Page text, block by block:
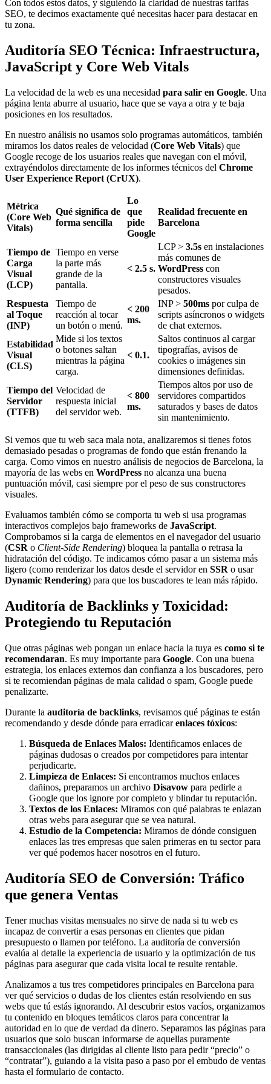
Con todos estos datos, y siguiendo la claridad de nuestras tarifas
SEO, te decimos exactamente qué necesitas hacer para destacar en
tu zona.
Auditoría SEO Técnica: Infraestructura,
JavaScript y Core Web Vitals
La velocidad de la web es una necesidad para salir en Google. Una
página lenta aburre al usuario, hace que se vaya a otra y te baja
posiciones en los resultados.
En nuestro análisis no usamos solo programas automáticos, también
miramos los datos reales de velocidad (Core Web Vitals) que
Google recoge de los usuarios reales que navegan con el móvil,
extrayéndolos directamente de los informes técnicos del Chrome
User Experience Report (CrUX).
Métrica
(Core Web
Vitals)
Qué significa de
forma sencilla
Lo
que
pide
Google
Realidad frecuente en
Barcelona
Tiempo de
Carga
Visual
(LCP)
Tiempo en verse
la parte más
grande de la
pantalla.
< 2.5 s.
LCP > 3.5s en instalaciones
más comunes de
WordPress con
constructores visuales
pesados.
Respuesta
al Toque
(INP)
Tiempo de
reacción al tocar
un botón o menú.
< 200
ms.
INP > 500ms por culpa de
scripts asíncronos o widgets
de chat externos.
Estabilidad
Visual
(CLS)
Mide si los textos
o botones saltan
mientras la página
carga.
< 0.1.
Saltos continuos al cargar
tipografías, avisos de
cookies o imágenes sin
dimensiones definidas.
Tiempo del
Servidor
(TTFB)
Velocidad de
respuesta inicial
del servidor web.
< 800
ms.
Tiempos altos por uso de
servidores compartidos
saturados y bases de datos
sin mantenimiento.
Si vemos que tu web saca mala nota, analizaremos si tienes fotos
demasiado pesadas o programas de fondo que están frenando la
carga. Como vimos en nuestro análisis de negocios de Barcelona, la
mayoría de las webs en WordPress no alcanza una buena
puntuación móvil, casi siempre por el peso de sus constructores
visuales.
Evaluamos también cómo se comporta tu web si usa programas
interactivos complejos bajo frameworks de JavaScript.
Comprobamos si la carga de elementos en el navegador del usuario
(CSR o Client-Side Rendering) bloquea la pantalla o retrasa la
hidratación del código. Te indicamos cómo pasar a un sistema más
ligero (como renderizar los datos desde el servidor en SSR o usar
Dynamic Rendering) para que los buscadores te lean más rápido.
Auditoría de Backlinks y Toxicidad:
Protegiendo tu Reputación
Que otras páginas web pongan un enlace hacia la tuya es como si te
recomendaran. Es muy importante para Google. Con una buena
estrategia, los enlaces externos dan confianza a los buscadores, pero
si te recomiendan páginas de mala calidad o spam, Google puede
penalizarte.
Durante la auditoría de backlinks, revisamos qué páginas te están
recomendando y desde dónde para erradicarenlaces tóxicos:
Búsqueda de Enlaces Malos: Identificamos enlaces de
páginas dudosas o creados por competidores para intentar
perjudicarte.
Limpieza de Enlaces: Si encontramos muchos enlaces
dañinos, preparamos un archivo Disavow para pedirle a
Google que los ignore por completo y blindar tu reputación.
Textos de los Enlaces: Miramos con qué palabras te enlazan
otras webs para asegurar que se vea natural.
Estudio de la Competencia: Miramos de dónde consiguen
enlaces las tres empresas que salen primeras en tu sector para
ver qué podemos hacer nosotros en el futuro.
Auditoría SEO de Conversión: Tráfico
que genera Ventas
Tener muchas visitas mensuales no sirve de nada si tu web es
incapaz de convertir a esas personas en clientes que pidan
presupuesto o llamen por teléfono. La auditoría de conversión
evalúa al detalle la experiencia de usuario y la optimización de tus
páginas para asegurar que cada visita local te resulte rentable.
Analizamos a tus tres competidores principales en Barcelona para
ver qué servicios o dudas de los clientes están resolviendo en sus
webs que tú estás ignorando. Al descubrir estos vacíos, organizamos
tu contenido en bloques temáticos claros para concentrar la
autoridad en lo que de verdad da dinero. Separamos las páginas para
usuarios que solo buscan informarse de aquellas puramente
transaccionales (las dirigidas al cliente listo para pedir “precio” o
“contratar”), guiando a la visita paso a paso por el embudo de ventas
hasta el formulario de contacto.